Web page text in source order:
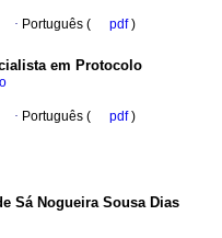
· Português ( pdf)
em Protocolo
· Português ( pdf)
Sá Nogueira Sousa Dias